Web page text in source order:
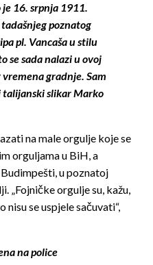
16. srpnja 1911.
poznatog
pl. Vancaša u stilu
se sada nalazi u ovoj
gradnje. Sam
slikar Marko
na male orgulje koje se
orguljama u BiH, a
u poznatoj
„Fojničke orgulje su, kažu,
nisu se uspjele sačuvati“,
na police